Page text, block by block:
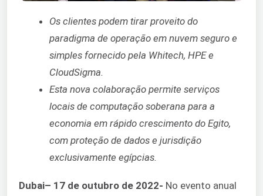
Os clientes podem tirar proveito do
paradigma de operação em nuvem seguro e
simples fornecido pela Whitech, HPE e
CloudSigma.
Esta nova colaboração permite serviços
locais de computação soberana para a
economia em rápido crescimento do Egito,
com proteção de dados e jurisdição
exclusivamente egípcias.
Dubai– 17 de outubro de 2022- No evento anual